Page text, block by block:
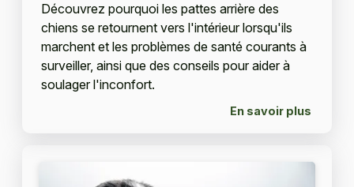
Découvrez pourquoi les pattes arrière des
chiens se retournent vers l'intérieur lorsqu'ils
marchent et les problèmes de santé courants à
surveiller, ainsi que des conseils pour aider à
soulager l'inconfort.
En savoir plus